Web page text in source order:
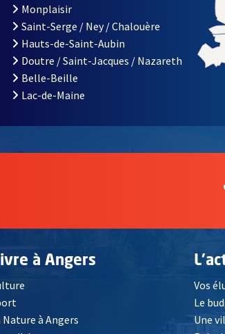
fenêtrefenêtre
Monplaisir
Saint-Serge / Ney / Chalouère
Hauts-de-Saint-Aubin
Doutre / Saint-Jacques / Nazareth
Belle-Beille
Lac-de-Maine
à Angers
Nature à Angers
Vos
Le
Une